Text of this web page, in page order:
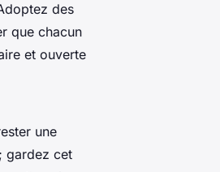
des
que chacun
et ouverte
une
gardez cet